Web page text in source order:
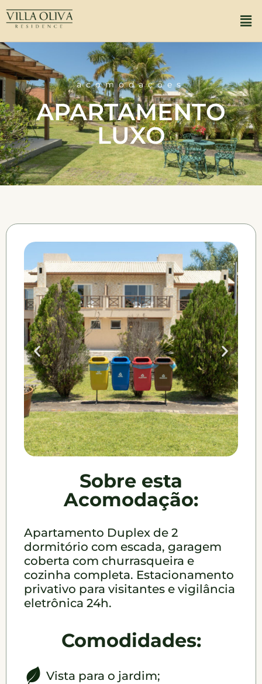
acomodações
APARTAMENTO
LUXO
Sobre esta
Acomodação:
Apartamento Duplex de 2
dormitório com escada, garagem
coberta com churrasqueira e
cozinha completa. Estacionamento
privativo para visitantes e vigilância
eletrônica 24h.
Comodidades:
Vista para o jardim;